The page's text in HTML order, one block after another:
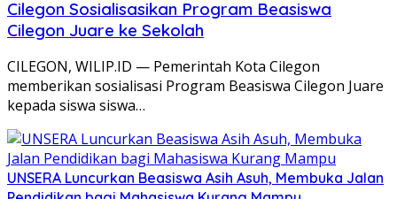
Cilegon Sosialisasikan Program Beasiswa
Cilegon Juare ke Sekolah
CILEGON, WILIP.ID — Pemerintah Kota Cilegon
memberikan sosialisasi Program Beasiswa Cilegon Juare
kepada siswa siswa…
UNSERA Luncurkan Beasiswa Asih Asuh, Membuka Jalan